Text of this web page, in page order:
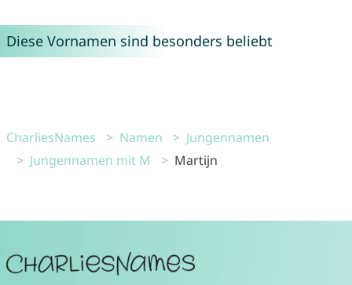
Diese Vornamen sind besonders beliebt
CharliesNames Namen
Jungennamen
Jungennamen mit M
Martijn